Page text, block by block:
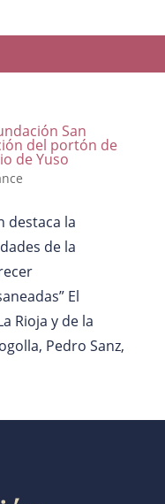
San
del portón de
de Yuso
destaca la
de la
El
Rioja y de la
Pedro Sanz,